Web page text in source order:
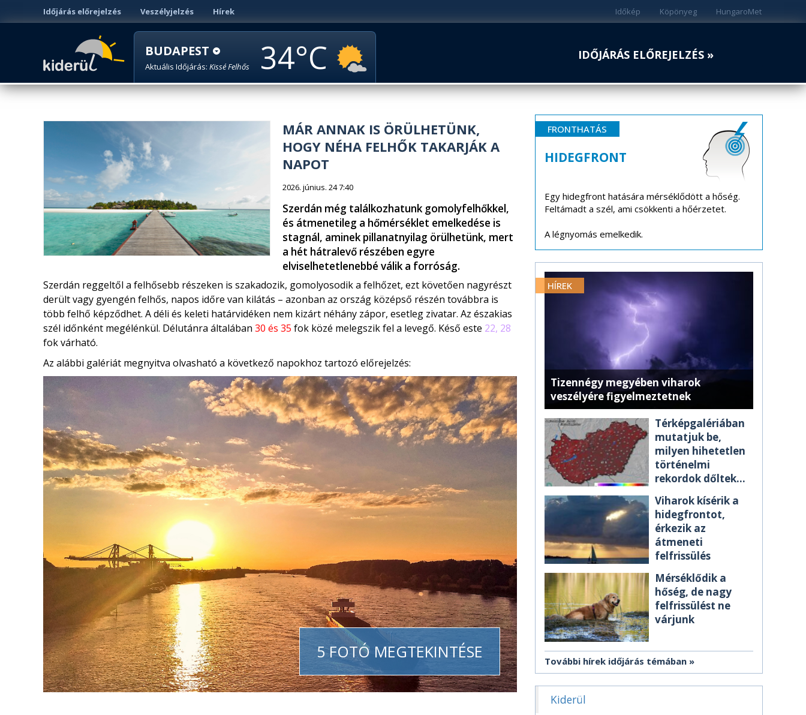
Időjárás előrejelzés Veszélyjelzés Hírek HungaroMet
Köpönyeg
Időkép
BUDAPEST
Aktuális Időjárás: Kissé Felhős 34 IDŐJÁRÁS ELŐREJELZÉS »
MÁR ANNAK IS ÖRÜLHETÜNK,
HOGY NÉHA FELHŐK TAKARJÁK A
NAPOT
2026. június. 24 7:40
Szerdán még találkozhatunk gomolyfelhőkkel,
és átmenetileg a hőmérséklet emelkedése is
stagnál, aminek pillanatnyilag örülhetünk, mert
a hét hátralevő részében egyre
elviselhetetlenebbé válik a forróság.
Szerdán reggeltől a felhősebb részeken is szakadozik, gomolyosodik a felhőzet, ezt követően nagyrészt
derült vagy gyengén felhős, napos időre van kilátás – azonban az ország középső részén továbbra is
több felhő képződhet. A déli és keleti határvidéken nem kizárt néhány zápor, esetleg zivatar. Az északias
szél időnként megélénkül. Délutánra általában 30 és 35 fok közé melegszik fel a levegő. Késő este 22, 28
fok várható.
Az alábbi galériát megnyitva olvasható a következő napokhoz tartozó előrejelzés:
5 FOTÓ MEGTEKINTÉSE
FRONTHATÁS
HIDEGFRONT
Egy hidegfront hatására mérséklődött a hőség.
Feltámadt a szél, ami csökkenti a hőérzetet.
A légnyomás emelkedik.
HÍREK
Tizennégy megyében viharok
veszélyére figyelmeztetnek
Térképgalériában
mutatjuk be,
milyen hihetetlen
történelmi
rekordok dőltek
Viharok kísérik a
hidegfrontot,
érkezik az
átmeneti
felfrissülés
Mérséklődik a
hőség, de nagy
felfrissülést ne
várjunk
További hírek időjárás témában
Kiderül